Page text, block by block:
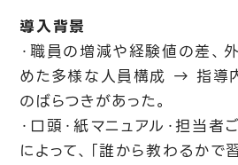
導入背景
・職員の増減や経験値の差、
めた多様な人員構成 → 指導
のばらつきがあった。
・口頭・紙マニュアル・担当
によって、「誰から教わるかで